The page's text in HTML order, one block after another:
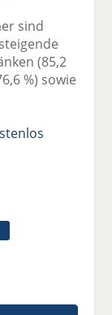
sind
(85,2
%) sowie